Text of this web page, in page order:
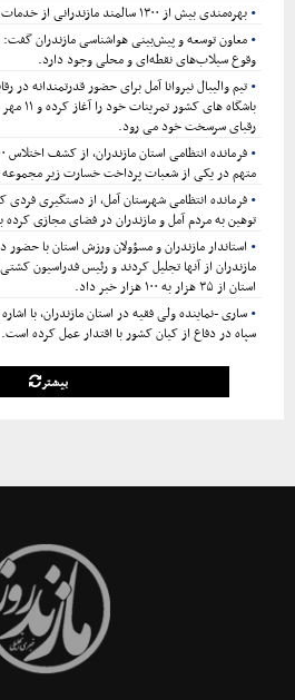
بهره‌مندی بیش از ۱۳۰۰ سالمند مازندرانی از خدمات ویژه بهزیستی
معاون توسعه و پیش‌بینی هواشناسی مازندران گفت:
وقوع سیلاب‌های نقطه‌ای و محلی وجود دارد.
تیم والیبال نیروانا آمل برای حضور قدرتمندانه در
باشگاه
رقبای سرسخت خود می رود.
متهم در یکی از شعبات پرداخت خسارت زیر
فرمانده انتظامی شهرستان آمل، از دستگیری فردی
توهین به مردم آمل و مازندران در فضای مجازی کرده
استاندار مازندران و مسؤولان ورزش استان با
مازندران از آنها تجلیل کردند و رئیس فدراسیون
استان از ۳۵ هزار به ۱۰۰ هزار خبر داد.
ساری -نماینده ولی فقیه در استان مازندران، با
سپاه در دفاع از کیان کشور با اقتدار عمل کرده است.
بیشتر